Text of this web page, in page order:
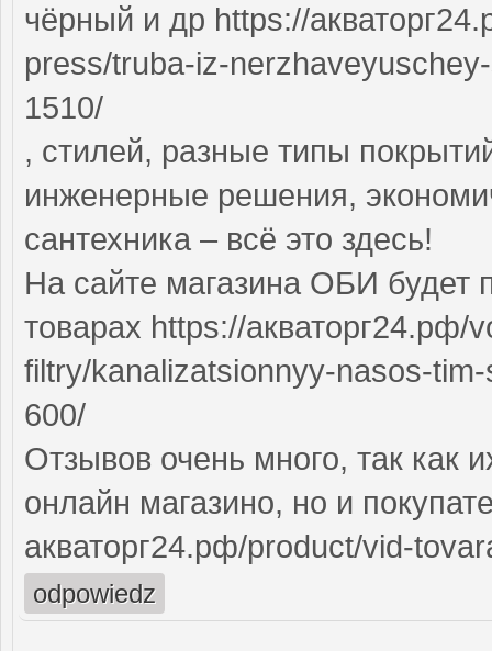
чёрный и др https://
press/truba-iz-
1510/
, стилей, разные типы
инженерные решения,
сантехника – всё это здесь!
На сайте магазина ОБИ будет
товарах https://
filtry/kanalizatsionnyy-nasos-
600/
Отзывов очень много, так как
онлайн магазино, но и
акваторг24.рф/product/vid-
odpowiedz